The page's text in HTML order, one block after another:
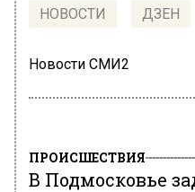
НОВОСТИ ДЗЕН
Новости СМИ2
ПРОИСШЕСТВИЯ
В Подмосковье